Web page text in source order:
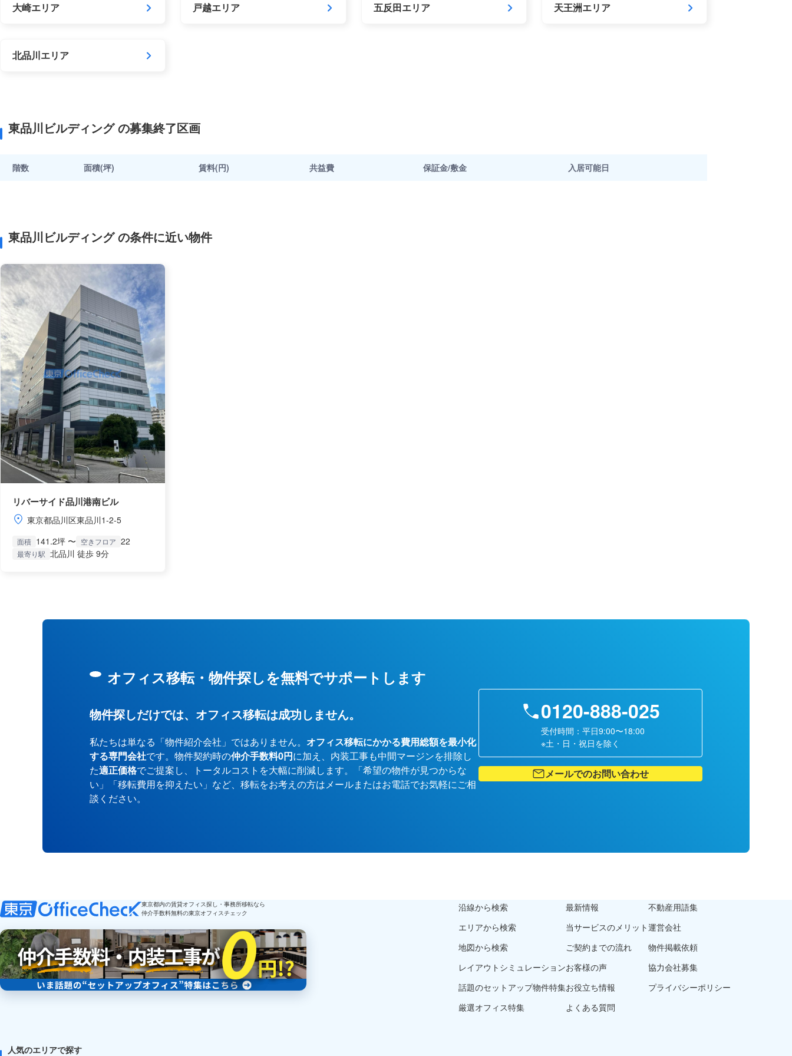
大崎エリア 戸越エリア 五反田エリア 天王洲エリア
北品川エリア
東品川ビルディング の募集終了区画
階数 面積(坪) 賃料(円) 共益費 保証金/敷金 入居可能日
東品川ビルディング の条件に近い物件
リバーサイド品川港南ビル
東京都品川区東品川1-2-5
面積 141.2坪 〜 空きフロア 22
最寄り駅 北品川 徒歩 9分
オフィス移転・物件探しを無料でサポートします
物件探しだけでは、オフィス移転は成功しません。
私たちは単なる「物件紹介会社」ではありません。 オフィス移転にかかる費用総額を最小化
する専門会社です。物件契約時の仲介手数料0円に加え、内装工事も中間マージンを排除し
た適正価格でご提案し、トータルコストを大幅に削減します。「希望の物件が見つからな
い」「移転費用を抑えたい」など、移転をお考えの方はメールまたはお電話でお気軽にご相
談ください。
0120-888-025
受付時間：平日9:00〜18:00
※土・日・祝日を除く
メールでのお問い合わせ
東京都内の賃貸オフィス探し・事務所移転なら
仲介手数料無料の東京オフィスチェック
沿線から検索
エリアから検索
地図から検索
レイアウトシミュレーション
話題のセットアップ物件特集
厳選オフィス特集
最新情報
当サービスのメリット
ご契約までの流れ
お客様の声
お役立ち情報
よくある質問
不動産用語集
運営会社
物件掲載依頼
協力会社募集
プライバシーポリシー
人気のエリアで探す